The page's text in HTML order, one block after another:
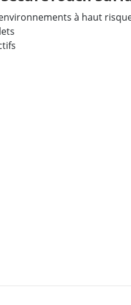
à haut